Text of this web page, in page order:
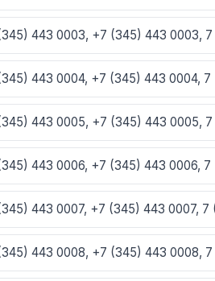
443 0003, +7 (345) 443 0003,
443 0004, +7 (345) 443 0004,
443 0005, +7 (345) 443 0005,
443 0006, +7 (345) 443 0006,
443 0007, +7 (345) 443 0007,
443 0008, +7 (345) 443 0008,